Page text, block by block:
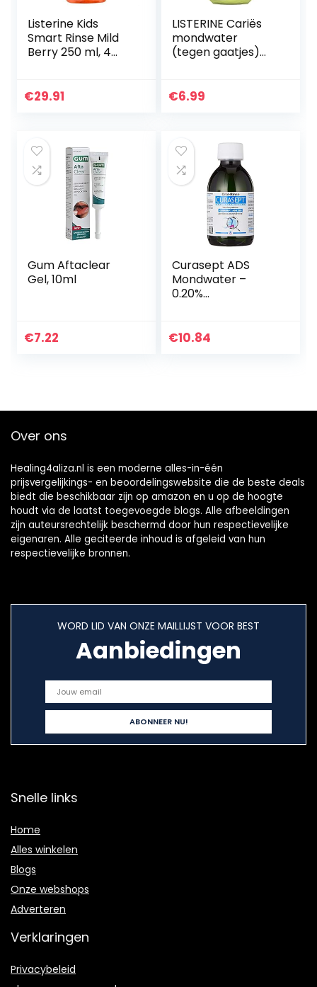
Listerine Kids
Smart Rinse Mild
Berry 250 ml, 4
€29.91
LISTERINE Cariës
mondwater
(tegen gaatjes)
end, beschermt
€6.99
Gum Aftaclear
Gel, 10ml
€7.22
Curasept ADS
Mondwater –
0.20%
€10.84
Over ons
Healing4aliza.nl is een moderne alles-in-één
prijsvergelijkings- en beoordelingswebsite die de beste deals
biedt die beschikbaar zijn op amazon en u op de hoogte
houdt via de laatst toegevoegde blogs. Alle afbeeldingen
zijn auteursrechtelijk beschermd door hun respectievelijke
eigenaren. Alle geciteerde inhoud is afgeleid van hun
respectievelijke bronnen.
WORD LID VAN ONZE MAILLIJST VOOR BEST
Aanbiedingen
Snelle links
Home
Alles winkelen
Blogs
Onze webshops
Adverteren
Verklaringen
Privacybeleid